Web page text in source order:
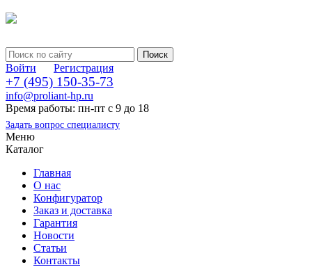
Войти Регистрация
+7 (495) 150-35-73
info@proliant-hp.ru
Время работы: пн-пт с 9 до 18
Задать вопрос специалисту
Меню
Каталог
Главная
О нас
Конфигуратор
Заказ и доставка
Гарантия
Новости
Статьи
Контакты